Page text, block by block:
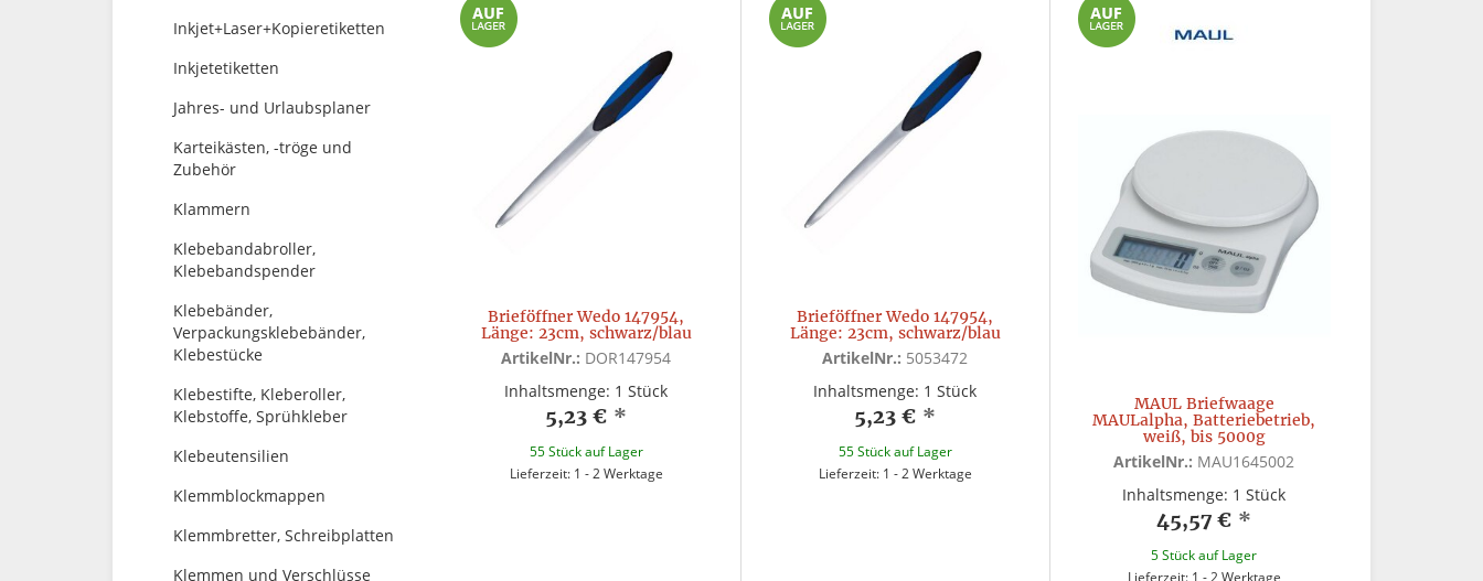
Brieföffner Wedo 147954,
Länge: 23cm, schwarz/blau
ArtikelNr.: DOR147954
Inhaltsmenge: 1 Stück
5,23 € *
55 Stück auf Lager
Lieferzeit: 1 - 2 Werktage
Brieföffner Wedo 147954,
Länge: 23cm, schwarz/blau
ArtikelNr.: 5053472
Inhaltsmenge: 1 Stück
5,23 € *
55 Stück auf Lager
Lieferzeit: 1 - 2 Werktage
MAUL Briefwaage
MAULalpha, Batteriebetrieb,
weiß, bis 5000g
ArtikelNr.: MAU1645002
Inhaltsmenge: 1 Stück
45,57 € *
5 Stück auf Lager
Lieferzeit: 1 - 2 Werktage
Inkjet+Laser+Kopieretiketten
Inkjetetiketten
Jahres- und Urlaubsplaner
Karteikästen, -tröge und
Zubehör
Klammern
Klebebandabroller,
Klebebandspender
Klebebänder,
Verpackungsklebebänder,
Klebestücke
Klebestifte, Kleberoller,
Klebstoffe, Sprühkleber
Klebeutensilien
Klemmblockmappen
Klemmbretter, Schreibplatten
Klemmen und Verschlüsse